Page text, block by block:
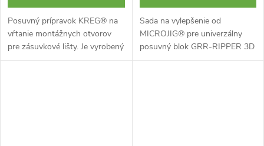
Posuvný prípravok KREG® na
vŕtanie montážnych otvorov
pre zásuvkové lišty. Je vyrobený
z odolného plastu, má výsuvné
Sada na vylepšenie od
MICROJIG® pre univerzálny
posuvný blok GRR-RIPPER 3D
GR-100 pre stolové a pásové